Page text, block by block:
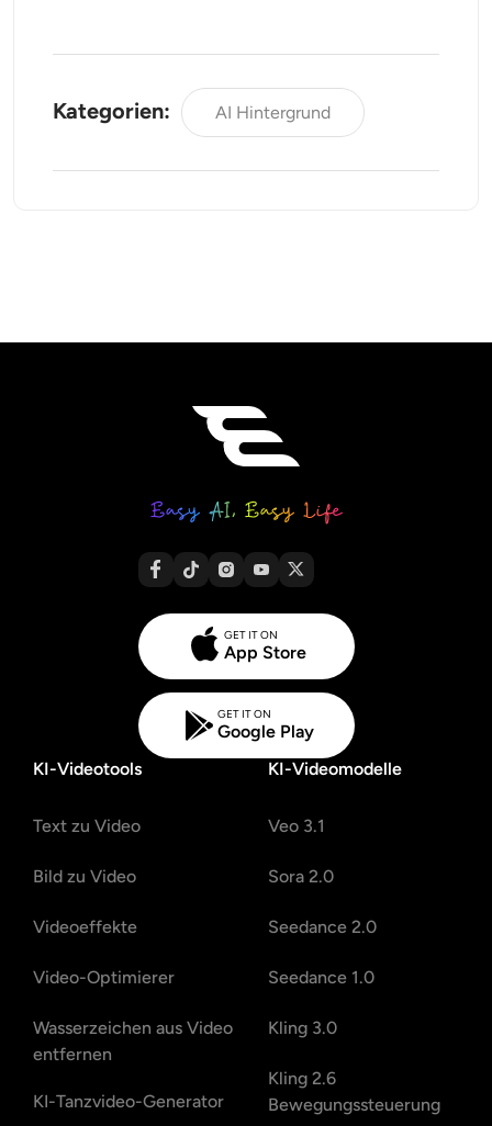
Kategorien: AI Hintergrund
GET IT ON
App Store
GET IT ON
Google Play
KI-Videotools
Text zu Video
Bild zu Video
Videoeffekte
Video-Optimierer
Wasserzeichen aus Video
entfernen
KI-Tanzvideo-Generator
KI-Videomodelle
Veo 3.1
Sora 2.0
Seedance 2.0
Seedance 1.0
Kling 3.0
Kling 2.6
Bewegungssteuerung